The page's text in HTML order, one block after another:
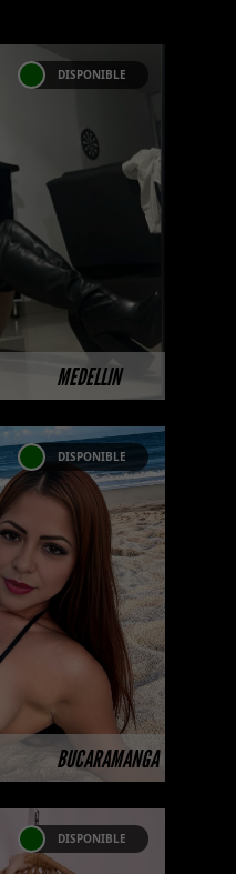
MEDELLIN
DISPONIBLE
NUEVA
Algunas de
no tienen
en la web
su
BUCARAMANGA
DISPONIBLE
NUEVA
de
no tienen
en la web
su
DISPONIBLE
NUEVA